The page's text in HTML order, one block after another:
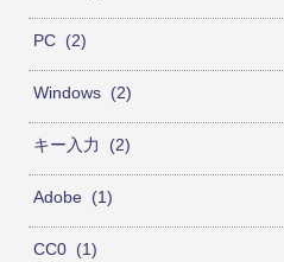
PC 2
Windows 2
キー入力 2
Adobe 1
CC0 1